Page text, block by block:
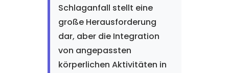
Schlaganfall stellt eine
große Herausforderung
dar, aber die Integration
von angepassten
körperlichen Aktivitäten in